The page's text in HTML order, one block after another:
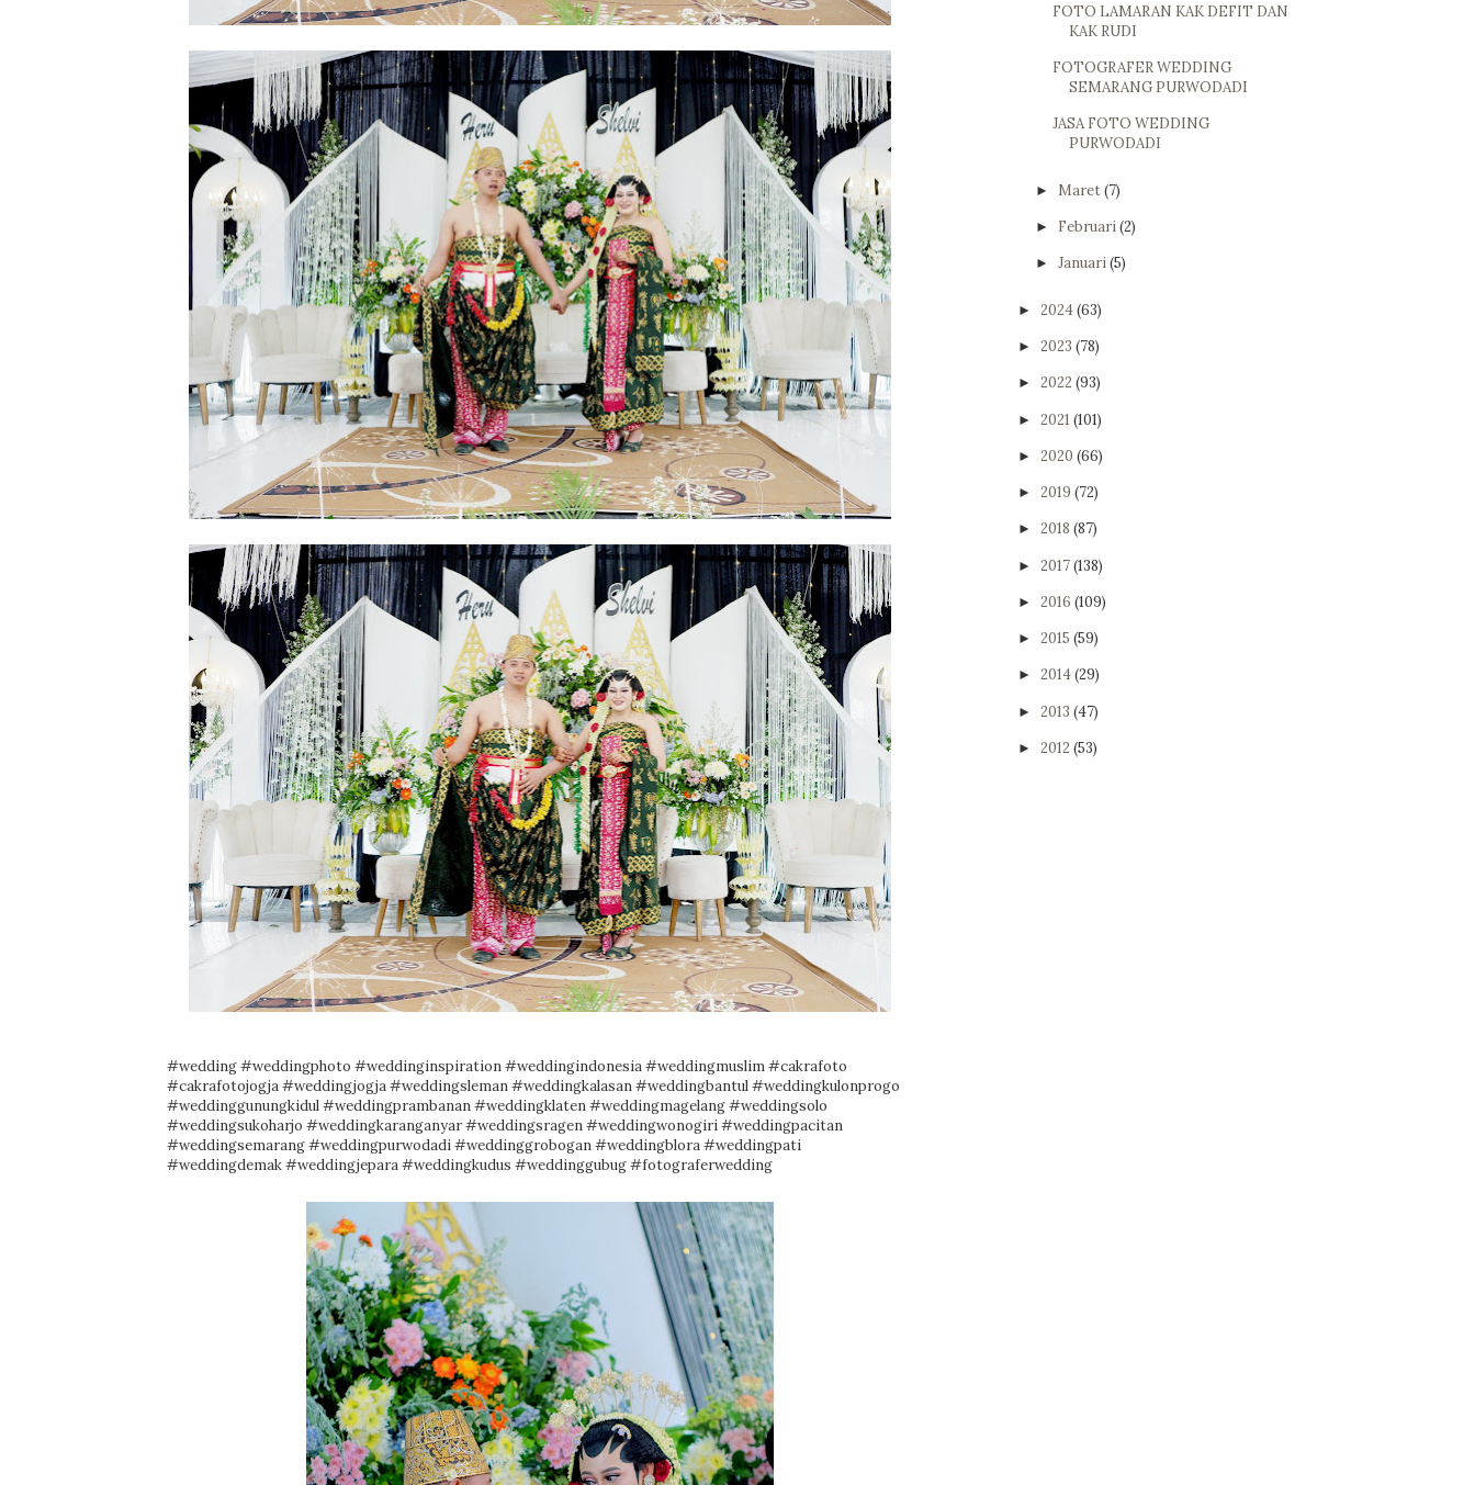
#wedding#weddingphoto #weddinginspiration#weddingindonesia#weddingmuslim#cakrafoto
#cakrafotojogja#weddingjogja#weddingsleman#weddingkalasan#weddingbantul#weddingkulonprogo
#weddinggunungkidul#weddingprambanan#weddingklaten#weddingmagelang#weddingsolo
#weddingsukoharjo #weddingkaranganyar#weddingsragen#weddingwonogiri#weddingpacitan
#weddingsemarang#weddingpurwodadi#weddinggrobogan#weddingblora#weddingpati
#weddingdemak#weddingjepara#weddingkudus #weddinggubug#fotograferwedding
FOTO LAMARAN KAK DEFIT DAN
KAK RUDI
FOTOGRAFER WEDDING
SEMARANG PURWODADI
JASA FOTO WEDDING
PURWODADI
► Maret(7)
► Februari(2)
► Januari(5)
► 2024(63)
► 2023 (78)
► 2022 (93)
► 2021 (101)
► 2020 (66)
► 2019 (72)
► 2018 (87)
► 2017(138)
► 2016 (109)
► 2015 (59)
► 2014(29)
► 2013 (47)
► 2012 (53)